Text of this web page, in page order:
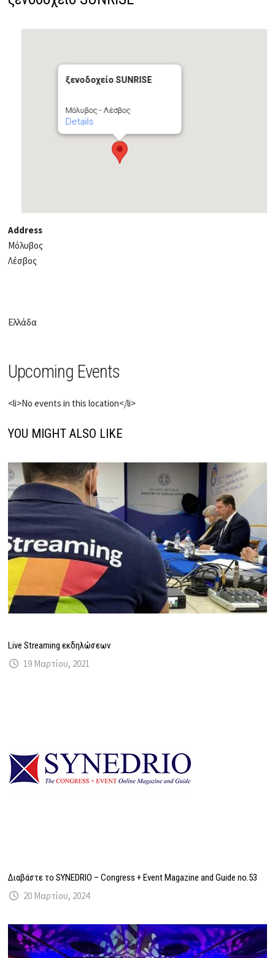
ξενοδοχείο SUNRISE
Μόλυβος - Λέσβος
Details
Address
Μόλυβος
Λέσβος
Ελλάδα
Upcoming Events
<li>No events in this location</li>
YOU MIGHT ALSO LIKE
Live Streaming εκδηλώσεων
19 Μαρτίου, 2021
Διαβάστε το SYNEDRIO – Congress + Event Magazine and Guide no.53
20 Μαρτίου, 2024